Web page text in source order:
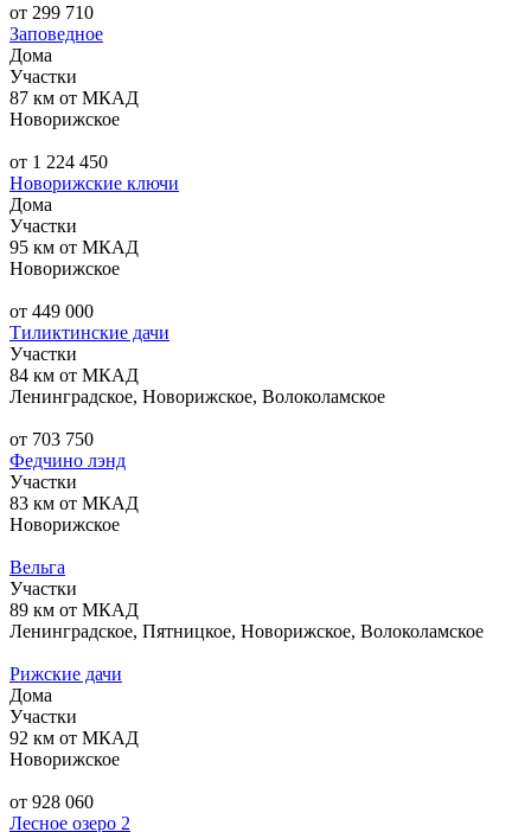
от 299 710
Заповедное
Дома
Участки
87 км от МКАД
Новорижское
от 1 224 450
Новорижские ключи
Дома
Участки
95 км от МКАД
Новорижское
от 449 000
Тиликтинские дачи
Участки
84 км от МКАД
Ленинградское, Новорижское, Волоколамское
от 703 750
Федчино лэнд
Участки
83 км от МКАД
Новорижское
Вельга
Участки
89 км от МКАД
Ленинградское, Пятницкое, Новорижское, Волоколамское
Рижские дачи
Дома
Участки
92 км от МКАД
Новорижское
от 928 060
Лесное озеро 2